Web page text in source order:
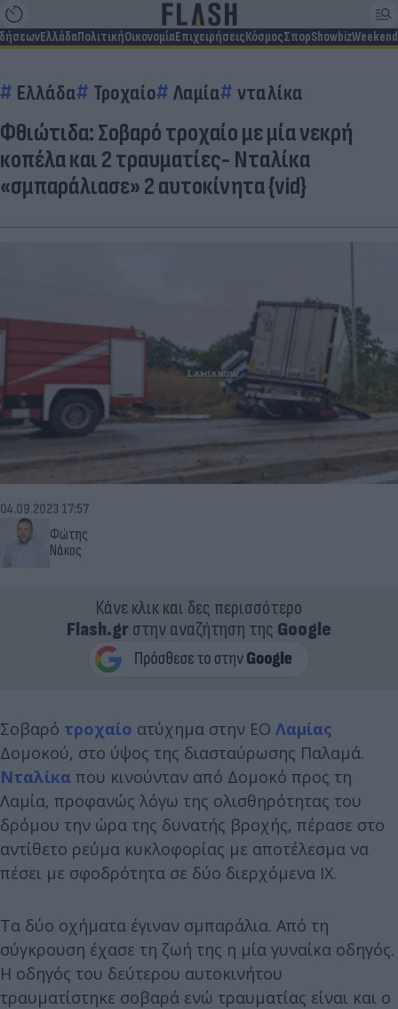
ΕλλάδαΠολιτικήΟικονομίαΕπιχειρήσειςΚόσμοςΣπορShowbizWeekend
Ελλάδα Τροχαίο Λαμία νταλίκα
Φθιώτιδα: Σοβαρό τροχαίο με μία νεκρή
κοπέλα και 2 τραυματίες- Νταλίκα
«σμπαράλιασε» 2 αυτοκίνητα {vid}
Φώτης
Νάκος
04.09.2023 17:57
Κάνε κλικ και δες περισσότερο
Flash.grστην αναζήτηση της Google
Σοβαρό τροχαίο ατύχημα στην ΕΟ Λαμίας
Δομοκού, στο ύψος της διασταύρωσης Παλαμά.
Νταλίκα που κινούνταν από Δομοκό προς τη
Λαμία, προφανώς λόγω της ολισθηρότητας του
δρόμου την ώρα της δυνατής βροχής, πέρασε στο
αντίθετο ρεύμα κυκλοφορίας με αποτέλεσμα να
πέσει με σφοδρότητα σε δύο διερχόμενα ΙΧ.
Τα δύο οχήματα έγιναν σμπαράλια. Από τη
σύγκρουση έχασε τη ζωή της η μία γυναίκα οδηγός.
Η οδηγός του δεύτερου αυτοκινήτου
τραυματίστηκε σοβαρά ενώ τραυματίας είναι και ο